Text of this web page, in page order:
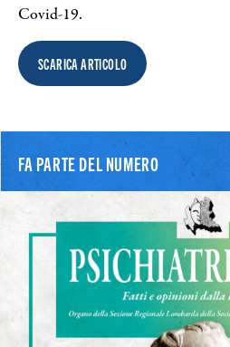
Covid-19.
SCARICA ARTICOLO
FA PARTE DEL NUMERO